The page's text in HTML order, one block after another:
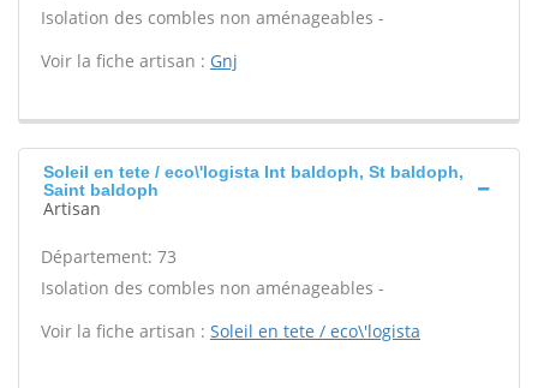
Isolation des combles non aménageables -
Voir la fiche artisan : Gnj
Soleil en tete / eco\'logista Int baldoph, St baldoph,
Saint baldoph
Artisan
Département: 73
Isolation des combles non aménageables -
Voir la fiche artisan : Soleil en tete / eco\'logista